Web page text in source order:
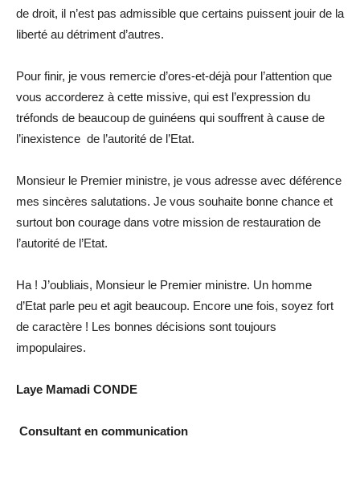
de droit, il n’est pas admissible que certains puissent jouir de la
liberté au détriment d’autres.
Pour finir, je vous remercie d’ores-et-déjà pour l’attention que
vous accorderez à cette missive, qui est l’expression du
tréfonds de beaucoup de guinéens qui souffrent à cause de
l’inexistence de l’autorité de l’Etat.
Monsieur le Premier ministre, je vous adresse avec déférence
mes sincères salutations. Je vous souhaite bonne chance et
surtout bon courage dans votre mission de restauration de
l’autorité de l’Etat.
Ha ! J’oubliais, Monsieur le Premier ministre. Un homme
d’Etat parle peu et agit beaucoup. Encore une fois, soyez fort
de caractère ! Les bonnes décisions sont toujours
impopulaires.
Laye Mamadi CONDE
Consultant en communication